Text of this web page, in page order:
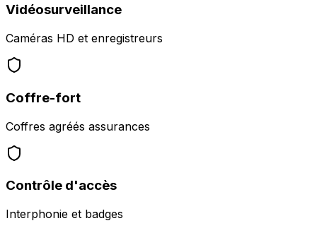
Vidéosurveillance
Caméras HD et enregistreurs
Coffre-fort
Coffres agréés assurances
Contrôle d'accès
Interphonie et badges